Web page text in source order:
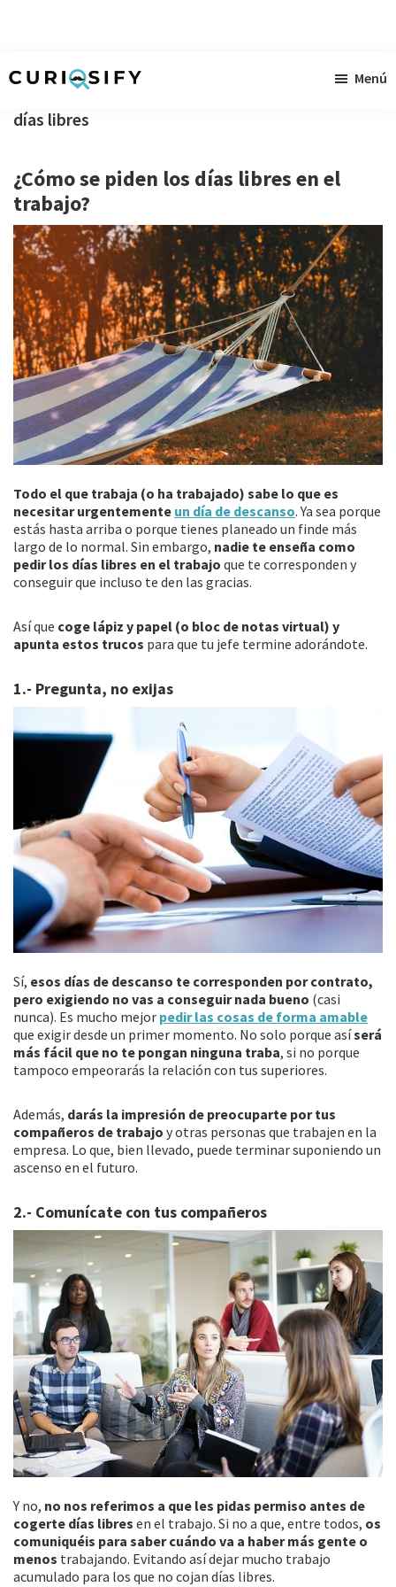
contenido
lateral
primaria
pie
página
Noticias
raudales
Menú
días libres
¿Cómo se piden los días libres en el
trabajo?
Todo el que trabaja (o ha trabajado) sabe lo que es
necesitar urgentemente un día de descanso. Ya sea porque
estás hasta arriba o porque tienes planeado un finde más
largo de lo normal. Sin embargo, nadie te enseña como
pedir los días libres en el trabajo que te corresponden y
conseguir que incluso te den las gracias.
Así que coge lápiz y papel (o bloc de notas virtual) y
apunta estos trucos para que tu jefe termine adorándote.
1.- Pregunta, no exijas
Sí, esos días de descanso te corresponden por contrato,
pero exigiendo no vas a conseguir nada bueno (casi
nunca). Es mucho mejor pedir las cosas de forma amable
que exigir desde un primer momento. No solo porque asíserá
más fácil que no te pongan ninguna traba, si no porque
tampoco empeorarás la relación con tus superiores.
Además, darás la impresión de preocuparte por tus
compañeros de trabajo y otras personas que trabajen en la
empresa. Lo que, bien llevado, puede terminar suponiendo un
ascenso en el futuro.
2.- Comunícate con tus compañeros
Y no, no nos referimos a que les pidas permiso antes de
cogerte días libres en el trabajo. Si no a que, entre todos, os
comuniquéis para saber cuándo va a haber más gente o
menos trabajando. Evitando así dejar mucho trabajo
acumulado para los que no cojan días libres.